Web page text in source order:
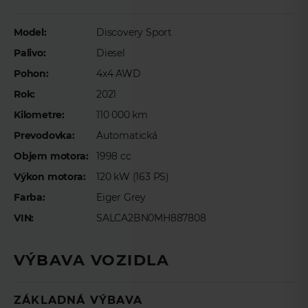
Priezvisko
Telefón*
Model:
Discovery Sport
Palivo:
Diesel
Pohon:
4x4 AWD
Rok:
2021
Kilometre:
110 000 km
Prevodovka:
Automatická
Objem motora:
1998 cc
Výkon motora:
120 kW (163 PS)
Farba:
Eiger Grey
VIN:
SALCA2BN0MH887808
VÝBAVA VOZIDLA
ZÁKLADNÁ VÝBAVA